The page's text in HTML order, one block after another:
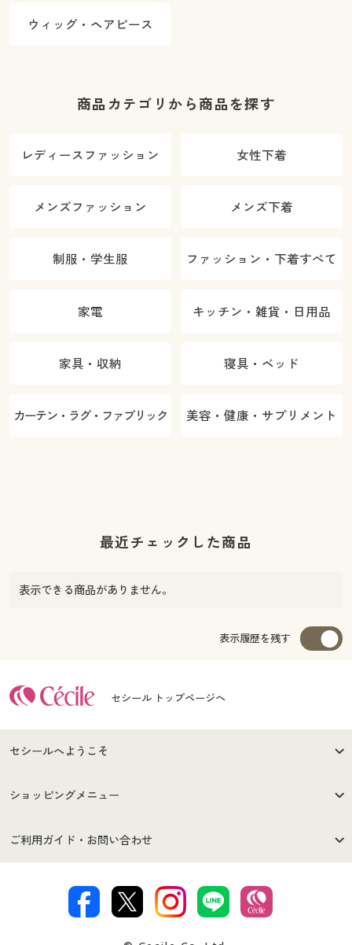
ウィッグ・ヘアピース
商品カテゴリから商品を探す
レディースファッション 女性下着
メンズファッション メンズ下着
制服・学生服 ファッション・下着すべて
家電 キッチン・雑貨・日用品
家具・収納 寝具・ベッド
カーテン・ラグ・ファブリック 美容・健康・サプリメント
最近チェックした商品
表示できる商品がありません。
表示履歴を残す
セシール トップページへ
セシールへようこそ
はじめての方へ
セシールご利用規約
著作権・商標について 会社案内
ショッピングメニュー
商品カテゴリ
ご利用ガイド・お問い合わせ
交換・返品は
お支払は